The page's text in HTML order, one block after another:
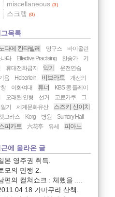
miscellaneous (3)
스크랩 (0)
목록
다메 칸타빌레 망구스
바이올린
타
Effective Practising 찬송가
키
휴대전화금지 악기
운전연습
욤
Heberlein 비브라토
개선의
이화여대 튜너
KBS 콩 플레이
오래된 인형 선거 고료카쿠
그
기
세계문화유산 스즈키 신이치
그라스 Korg 병원 Suntory Hall
피카토 六花亭 유세 피아노
에 올라온 글
본 영주권 취득.
모의 만행 2.
편의 컬쳐쇼크 : 체했을 ....
04 18 가마쿠라 산책.